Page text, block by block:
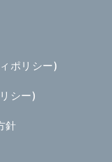
ポリシー)
シー)
針